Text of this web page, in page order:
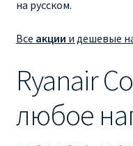
Ryanair направления,
Ryanair онлайн
на русском.
Все акции и дешевые
Ryanair
любое